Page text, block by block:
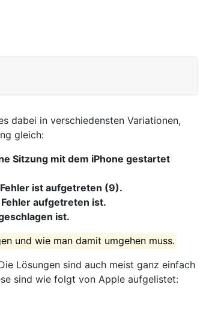
dabei in verschiedensten Variationen,
gleich:
Sitzung mit dem iPhone gestartet
ist aufgetreten (9).
aufgetreten ist.
ist.
und wie man damit umgehen muss.
Lösungen sind auch meist ganz einfach
sind wie folgt von Apple aufgelistet: